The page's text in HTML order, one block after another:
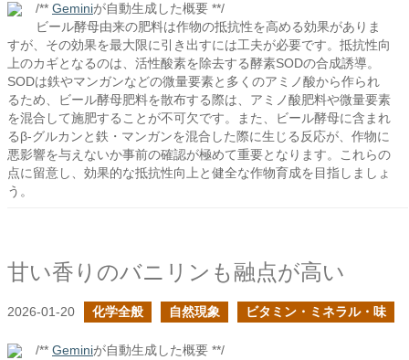
/** Geminiが自動生成した概要 **/
ビール酵母由来の肥料は作物の抵抗性を高める効果がありま
すが、その効果を最大限に引き出すには工夫が必要です。抵抗性向
上のカギとなるのは、活性酸素を除去する酵素SODの合成誘導。
SODは鉄やマンガンなどの微量要素と多くのアミノ酸から作られ
るため、ビール酵母肥料を散布する際は、アミノ酸肥料や微量要素
を混合して施肥することが不可欠です。また、ビール酵母に含まれ
るβ-グルカンと鉄・マンガンを混合した際に生じる反応が、作物に
悪影響を与えないか事前の確認が極めて重要となります。これらの
点に留意し、効果的な抵抗性向上と健全な作物育成を目指しましょ
う。
甘い香りのバニリンも融点が高い
2026-01-20 化学全般 自然現象 ビタミン・ミネラル・味
/** Geminiが自動生成した概要 **/